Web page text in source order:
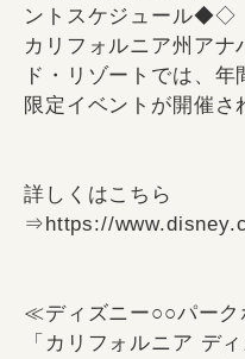
ントスケジュール◆◇
カリフォルニア州アナ
ド・リゾートでは、
限定イベントが開催さ
詳しくはこちら
⇒https://
≪ディズニー○○パー
「カリフォルニア デ